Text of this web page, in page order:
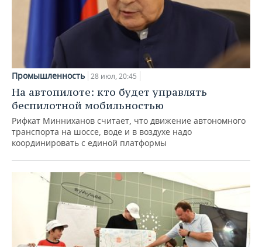
Промышленность 28 июл, 20:45
На автопилоте: кто будет управлять
беспилотной мобильностью
Рифкат Минниханов считает, что движение автономного
транспорта на шоссе, воде и в воздухе надо
координировать с единой платформы